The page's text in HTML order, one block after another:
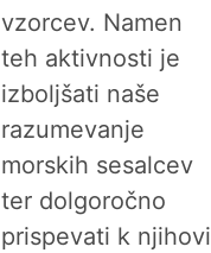
vzorcev. Namen
teh aktivnosti je
izboljšati naše
razumevanje
morskih sesalcev
ter dolgoročno
prispevati k njihovi